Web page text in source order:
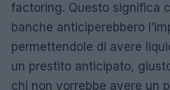
factoring. Questo significa
banche anticiperebbero
permettendole di avere
un prestito anticipato,
chi non vorrebbe avere un